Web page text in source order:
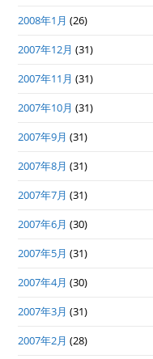
2008年1月 (26)
2007年12月 (31)
2007年11月 (31)
2007年10月 (31)
2007年9月 (31)
2007年8月 (31)
2007年7月 (31)
2007年6月 (30)
2007年5月 (31)
2007年4月 (30)
2007年3月 (31)
2007年2月 (28)